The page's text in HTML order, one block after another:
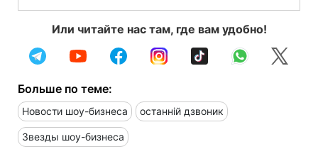
Или читайте нас там, где вам удобно!
Больше по теме:
Новости шоу-бизнеса останній дзвоник
Звезды шоу-бизнеса